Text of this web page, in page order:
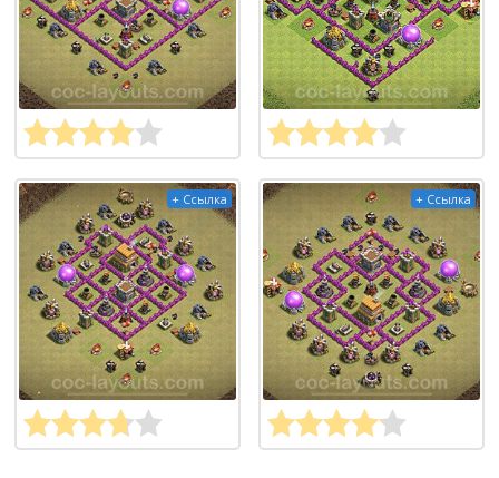
+ Ссылка + Ссылка